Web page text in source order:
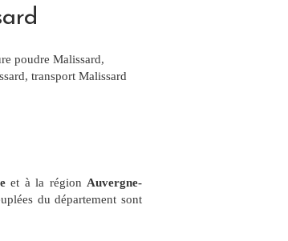
poudre Malissard,
, transport Malissard
et à la région Auvergne-
du département sont